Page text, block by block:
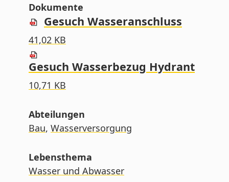
Dokumente
Gesuch Wasseranschluss
41,02 KB
Gesuch Wasserbezug Hydrant
10,71 KB
Abteilungen
Bau, Wasserversorgung
Lebensthema
Wasser und Abwasser